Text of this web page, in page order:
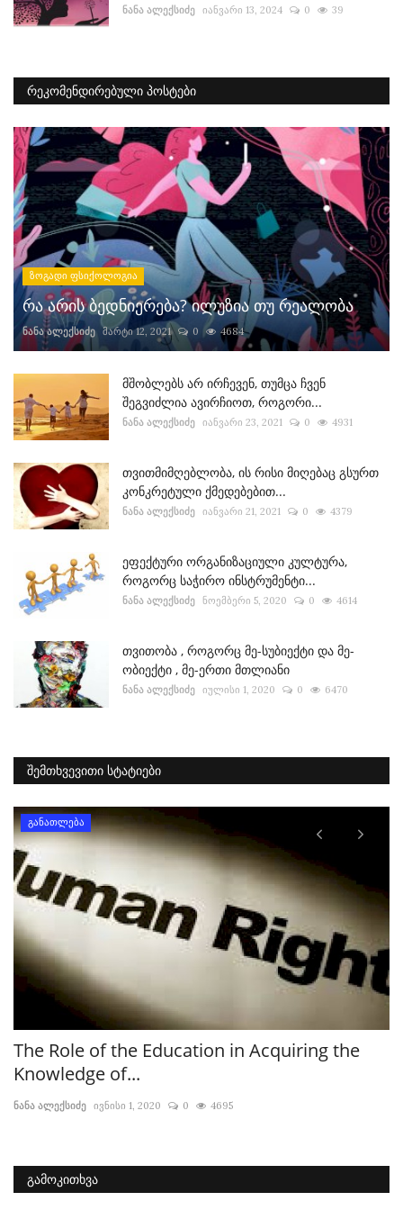
ნანა ალექსიძე იანვარი 13, 2024 0 39
ᲠᲔᲙᲝᲛᲔᲜᲓᲘᲠᲔᲑᲣᲚᲘ ᲞᲝᲡᲢᲔᲑᲘ
ზოგადი ფსიქოლოგია
რა არის ბედნიერება? ილუზია თუ რეალობა
ნანა ალექსიძე მარტი 12, 2021 0 4684
მშობლებს არ ირჩევენ, თუმცა ჩვენ
შეგვიძლია ავირჩიოთ, როგორი...
ნანა ალექსიძე იანვარი 23, 2021 0 4931
თვითმიმღებლობა, ის რისი მიღებაც გსურთ
კონკრეტული ქმედებებით...
ნანა ალექსიძე იანვარი 21, 2021 0 4379
ეფექტური ორგანიზაციული კულტურა,
როგორც საჭირო ინსტრუმენტი...
ნანა ალექსიძე ნოემბერი 5, 2020 0 4614
თვითობა , როგორც მე-სუბიექტი და მე-
ობიექტი , მე-ერთი მთლიანი
ნანა ალექსიძე იულისი 1, 2020 0 6470
ᲨᲔᲛᲗᲮᲕᲔᲕᲘᲗᲘ ᲡᲢᲐᲢᲘᲔᲑᲘ
განათლება
The Role of the Education in Acquiring the
Knowledge of...
ნანა ალექსიძე ივნისი 1, 2020 0 4695
ᲒᲐᲛᲝᲙᲘᲗᲮᲕᲐ